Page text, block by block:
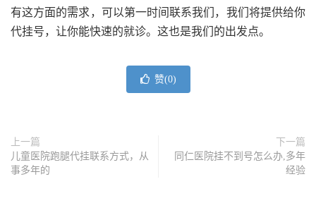
有这方面的需求，可以第一时间联系我们，我们将提供给你
代挂号，让你能快速的就诊。这也是我们的出发点。
赞(0)
上一篇
儿童医院跑腿代挂联系方式，从
事多年的
下一篇
同仁医院挂不到号怎么办,多年
经验